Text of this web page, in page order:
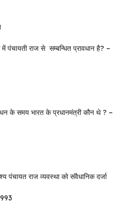
पंचायती राज से सम्बन्धित प्रावधान है? –
के समय भारत के प्रधानमंत्री कौन थे ? –
पंचायत राज व्यवस्था को संवैधानिक दर्जा